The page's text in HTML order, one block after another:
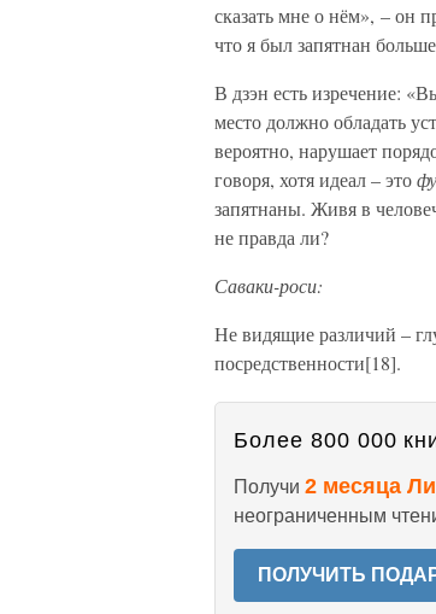
сказать мне о нём», – он
что я был запятнан
В дзэн есть изречение:
место должно обладать
вероятно, нарушает
говоря, хотя идеал – это
запятнаны. Живя в
не правда ли?
Саваки-роси:
Не видящие различий –
посредственности[18].
Более 800 000
Получи 2 месяца
неограниченным
ПОЛУЧИТЬ